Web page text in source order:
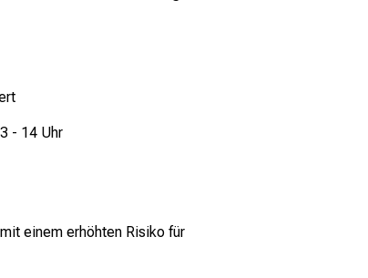
- 14 Uhr
einem erhöhten Risiko für